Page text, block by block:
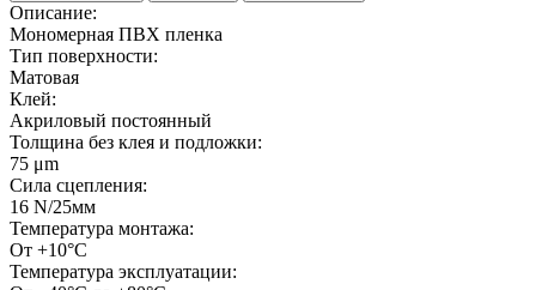
Описание:
Мономерная ПВХ пленка
Тип поверхности:
Матовая
Клей:
Акриловый постоянный
Толщина без клея и подложки:
75 μm
Сила сцепления:
16 N/25мм
Температура монтажа:
От +10°С
Температура эксплуатации: